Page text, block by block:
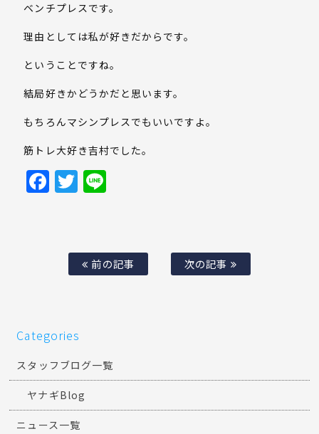
ベンチプレスです。
理由としては私が好きだからです。
ということですね。
結局好きかどうかだと思います。
もちろんマシンプレスでもいいですよ。
筋トレ大好き吉村でした。
Facebook
Twitter
前の記事 次の記事
Categories
スタッフブログ一覧
ヤナギBlog
ニュース一覧